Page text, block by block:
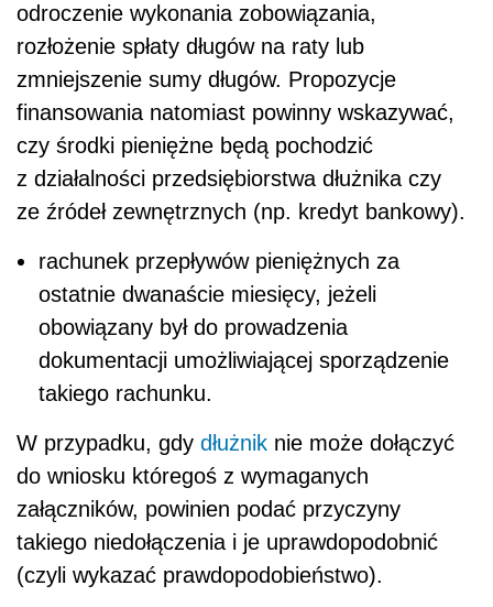
odroczenie wykonania zobowiązania,
rozłożenie spłaty długów na raty lub
zmniejszenie sumy długów. Propozycje
finansowania natomiast powinny wskazywać,
czy środki pieniężne będą pochodzić
z działalności przedsiębiorstwa dłużnika czy
ze źródeł zewnętrznych (np. kredyt bankowy).
rachunek przepływów pieniężnych za
ostatnie dwanaście miesięcy, jeżeli
obowiązany był do prowadzenia
dokumentacji umożliwiającej sporządzenie
takiego rachunku.
W przypadku, gdy dłużnik nie może dołączyć
do wniosku któregoś z wymaganych
załączników, powinien podać przyczyny
takiego niedołączenia i je uprawdopodobnić
(czyli wykazać prawdopodobieństwo).